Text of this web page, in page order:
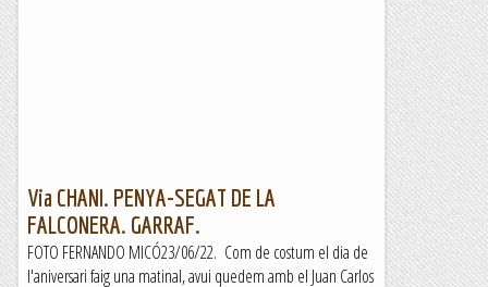
Via CHANI. PENYA-SEGAT DE LA
FALCONERA. GARRAF.
FOTO FERNANDO MICÓ23/06/22. Com de costum el dia de
l'aniversari faig una matinal, avui quedem amb el Juan Carlos